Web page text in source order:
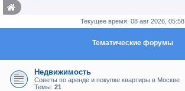
Текущее время: 08 авг 2026, 05:58
Тематические форумы
Недвижимость
Советы по аренде и покупке квартиры в Москве
Темы: 21